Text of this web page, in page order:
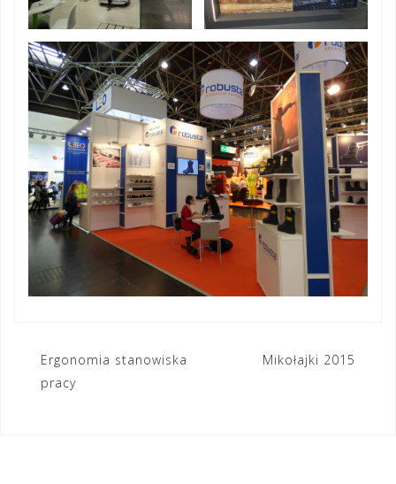
Nawigacja
wpisu
Ergonomia stanowiska
pracy
Mikołajki 2015